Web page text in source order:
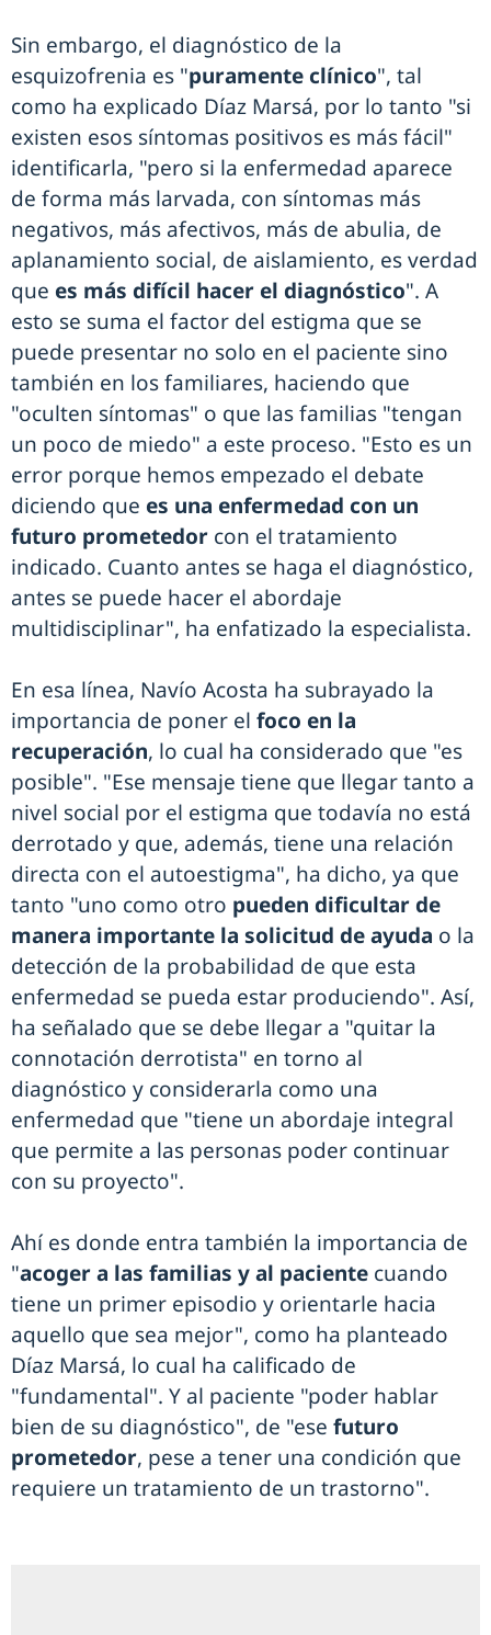
Sin embargo, el diagnóstico de la
esquizofrenia es "puramente clínico", tal
como ha explicado Díaz Marsá, por lo tanto "si
existen esos síntomas positivos es más fácil"
identificarla, "pero si la enfermedad aparece
de forma más larvada, con síntomas más
negativos, más afectivos, más de abulia, de
aplanamiento social, de aislamiento, es verdad
que es más difícil hacer el diagnóstico". A
esto se suma el factor del estigma que se
puede presentar no solo en el paciente sino
también en los familiares, haciendo que
"oculten síntomas" o que las familias "tengan
un poco de miedo" a este proceso. "Esto es un
error porque hemos empezado el debate
diciendo que es una enfermedad con un
futuro prometedor con el tratamiento
indicado. Cuanto antes se haga el diagnóstico,
antes se puede hacer el abordaje
multidisciplinar", ha enfatizado la especialista.
En esa línea, Navío Acosta ha subrayado la
importancia de poner el foco en la
recuperación, lo cual ha considerado que "es
posible". "Ese mensaje tiene que llegar tanto a
nivel social por el estigma que todavía no está
derrotado y que, además, tiene una relación
directa con el autoestigma", ha dicho, ya que
tanto "uno como otro pueden dificultar de
manera importante la solicitud de ayuda o la
detección de la probabilidad de que esta
enfermedad se pueda estar produciendo". Así,
ha señalado que se debe llegar a "quitar la
connotación derrotista" en torno al
diagnóstico y considerarla como una
enfermedad que "tiene un abordaje integral
que permite a las personas poder continuar
con su proyecto".
Ahí es donde entra también la importancia de
"acoger a las familias y al paciente cuando
tiene un primer episodio y orientarle hacia
aquello que sea mejor", como ha planteado
Díaz Marsá, lo cual ha calificado de
"fundamental". Y al paciente "poder hablar
bien de su diagnóstico", de "ese futuro
prometedor, pese a tener una condición que
requiere un tratamiento de un trastorno".